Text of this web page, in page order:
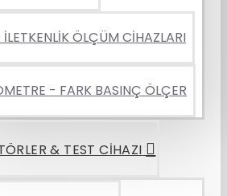
İLETKENLİK ÖLÇÜM CİHAZLARI
- FARK BASINÇ ÖLÇER
& TEST CIHAZI